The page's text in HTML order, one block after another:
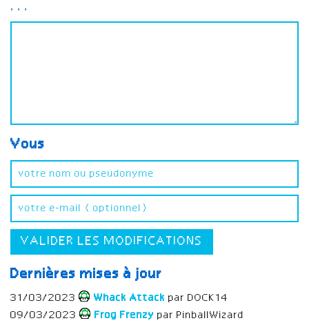
...
Vous
VALIDER LES MODIFICATIONS
Dernières mises à jour
31/03/2023 Whack Attack par DOCK14
09/03/2023
Frog Frenzy par PinballWizard